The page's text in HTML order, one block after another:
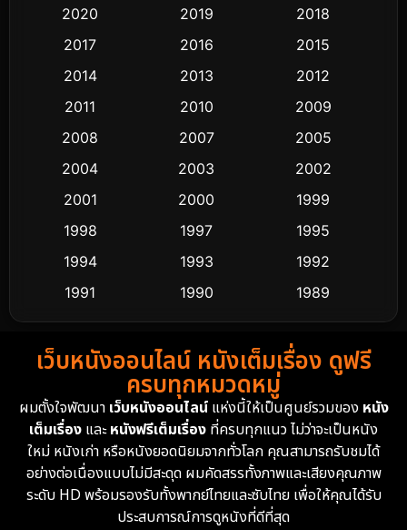
Classic หนังคลาสสิก
Comedy ตลก 435
Crime อาชญากรรม
Cult Film
Dance เต้น
Detective สืบสวน
Detective สืบสวน
Disney+ 4
Documentary สารคดี 94
Drama ดราม่า
2020
2019
2018
2017
2016
2015
2014
2013
2012
2011
2010
2009
2008
2007
2005
2004
2003
2002
2001
2000
1999
1998
1997
1995
1994
1993
1992
1991
1990
1989
1988
1986
1985
1983
1982
1981
1974
1962
เว็บหนังออนไลน์ หนังเต็มเรื่อง ดูฟรี
ครบทุกหมวดหมู่
ผมตั้งใจพัฒนา เว็บหนังออนไลน์แห่งนี้ให้เป็นศูนย์รวมของ หนัง
เต็มเรื่อง และหนังฟรีเต็มเรื่อง ที่ครบทุกแนว ไม่ว่าจะเป็นหนัง
ใหม่ หนังเก่า หรือหนังยอดนิยมจากทั่วโลก คุณสามารถรับชมได้
อย่างต่อเนื่องแบบไม่มีสะดุด ผมคัดสรรทั้งภาพและเสียงคุณภาพ
ระดับ HD พร้อมรองรับทั้งพากย์ไทยและซับไทย เพื่อให้คุณได้รับ
ประสบการณ์การดูหนังที่ดีที่สุด